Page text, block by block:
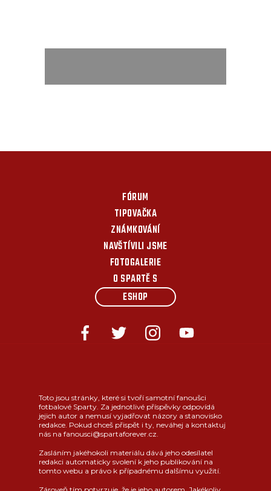
FÓRUM
TIPOVAČKA
ZNÁMKOVÁNÍ
NAVŠTÍVILI JSME
FOTOGALERIE
O SPARTĚ S
ESHOP
Toto jsou stránky, které si tvoří samotní fanoušci
fotbalové Sparty. Za jednotlivé příspěvky odpovídá
jejich autor a nemusí vyjadřovat názory a stanovisko
redakce. Pokud chceš přispět i ty, neváhej a kontaktuj
nás na fanousci@spartaforever.cz.
Zasláním jakéhokoli materiálu dává jeho odesílatel
redakci automaticky svolení k jeho publikování na
tomto webu a právo k případnému dalšímu využití.